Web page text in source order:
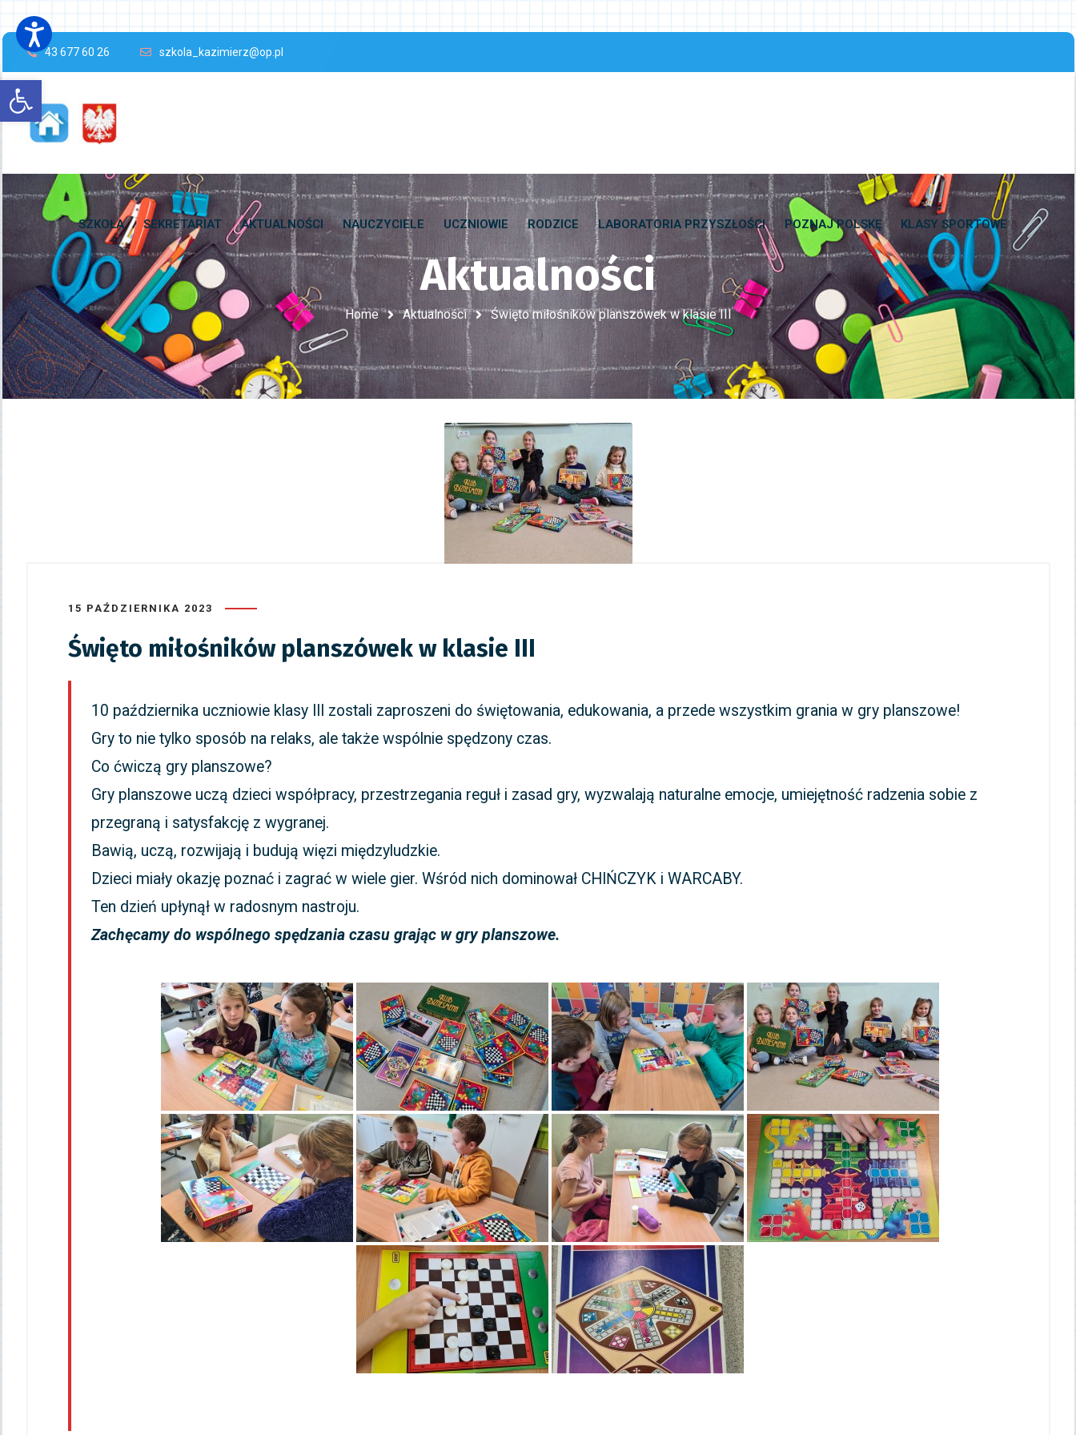
Open toolbar
43 677 60 26 szkola_kazimierz@op.pl
SZKOŁA SEKRETARIAT AKTUALNOŚCI NAUCZYCIELE UCZNIOWIE RODZICE LABORATORIA PRZYSZŁOŚCI POZNAJ POLSKĘ KLASY SPORTOWE
Aktualności
Home Aktualności Święto miłośników planszówek w klasie III
15 PAŹDZIERNIKA 2023
Święto miłośników planszówek w klasie III
10 października uczniowie klasy III zostali zaproszeni do świętowania, edukowania, a przede wszystkim grania w gry planszowe!
Gry to nie tylko sposób na relaks, ale także wspólnie spędzony czas.
Co ćwiczą gry planszowe?
Gry planszowe uczą dzieci współpracy, przestrzegania reguł i zasad gry, wyzwalają naturalne emocje, umiejętność radzenia sobie z
przegraną i satysfakcję z wygranej.
Bawią, uczą, rozwijają i budują więzi międzyludzkie.
Dzieci miały okazję poznać i zagrać w wiele gier. Wśród nich dominował CHIŃCZYK i WARCABY.
Ten dzień upłynął w radosnym nastroju.
Zachęcamy do wspólnego spędzania czasu grając w gry planszowe.